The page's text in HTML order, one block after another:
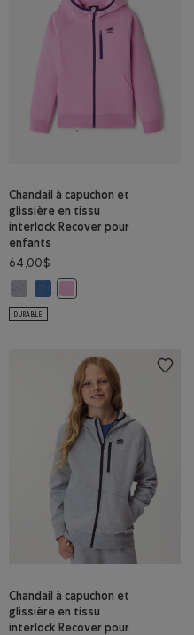
GRIS MOYEN HEATHER Couleur
filles: MÉLANGE VIOLET Couleur
Chandail à capuchon et
glissière en tissu
interlock Recover pour
enfants
64,00$
DURABLE
Chandail à capuchon et
glissière en tissu
interlock Recover pour